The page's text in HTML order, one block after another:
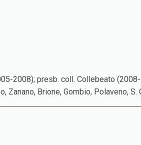
2008); presb. coll. Collebeato
Zanano, Brione, Gombio, Polaveno,